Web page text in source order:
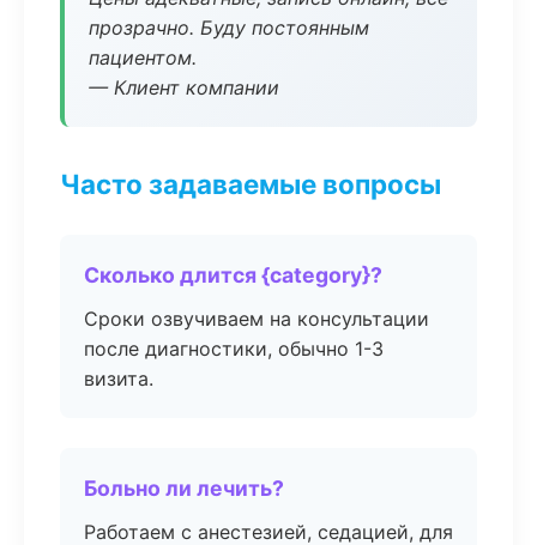
прозрачно. Буду постоянным
пациентом.
— Клиент компании
Часто задаваемые вопросы
Сколько длится {category}?
Сроки озвучиваем на консультации
после диагностики, обычно 1-3
визита.
Больно ли лечить?
Работаем с анестезией, седацией, для